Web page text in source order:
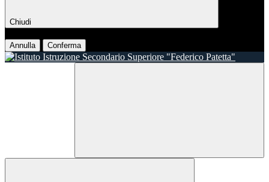
Chiudi
Annulla Conferma